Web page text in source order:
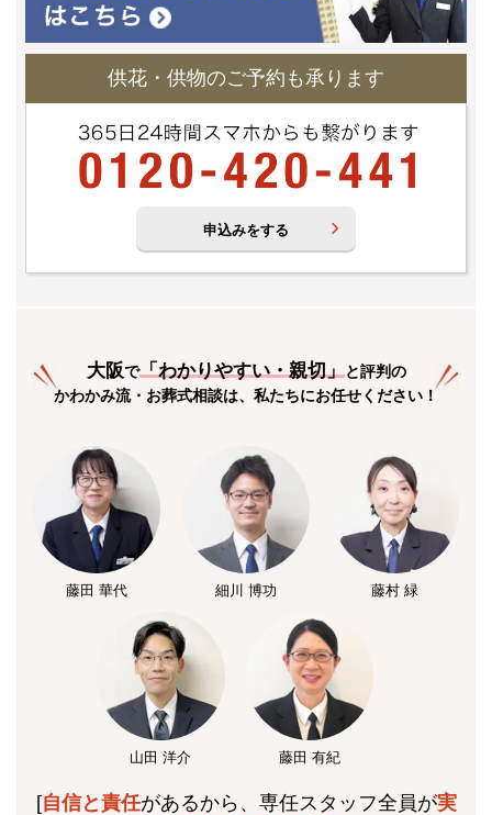
供花・供物のご予約も承ります
申込みをする
大阪で「わかりやすい・親切」と評判の
かわかみ流・お葬式相談は、私たちにお任せください！
藤田 華代 細川 博功 藤村 緑
山田 洋介 藤田 有紀
[自信と責任があるから、専任スタッフ全員が実